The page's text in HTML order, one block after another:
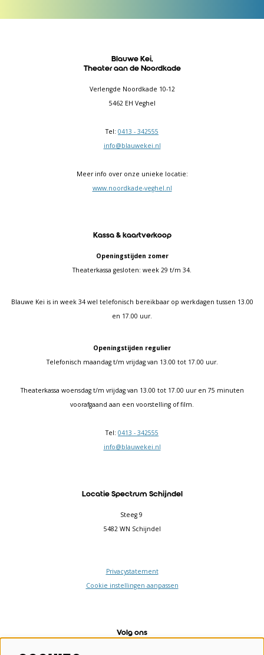
Blauwe Kei,
Theater aan de Noordkade
Verlengde Noordkade 10-12
5462 EH Veghel
Tel: 0413 - 342555
info@blauwekei.nl
Meer info over onze unieke locatie:
www.noordkade-veghel.nl
Kassa & kaartverkoop
Openingstijden zomer
Theaterkassa gesloten: week 29 t/m 34.
Blauwe Kei is in week 34 wel telefonisch bereikbaar op werkdagen tussen 13.00
en 17.00 uur.
Openingstijden regulier
Telefonisch maandag t/m vrijdag van 13.00 tot 17.00 uur.
Theaterkassa woensdag t/m vrijdag van 13.00 tot 17.00 uur en 75 minuten
voorafgaand aan een voorstelling of film.
Tel: 0413 - 342555
info@blauwekei.nl
Locatie Spectrum Schijndel
Steeg 9
5482 WN Schijndel
Privacystatement
Cookie instellingen aanpassen
Volg ons